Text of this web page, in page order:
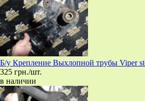
Б/у Крепление Выхлопной трубы Viper
325 грн./шт.
в наличии